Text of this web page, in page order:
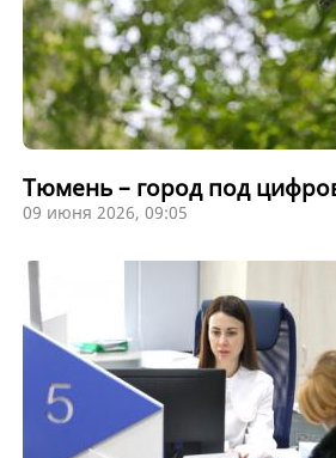
Тюмень – город под
09 июня 2026, 09:05